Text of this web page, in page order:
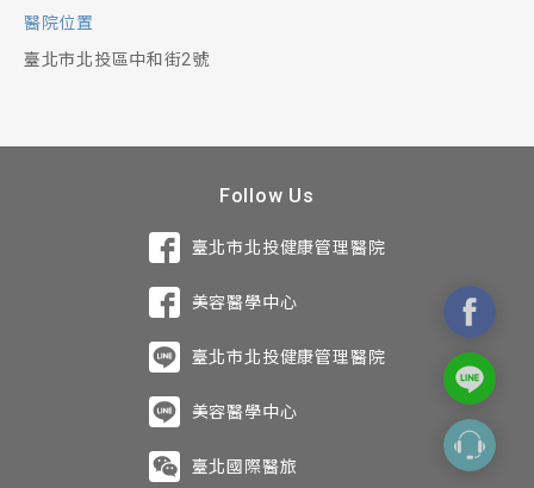
醫院位置
臺北市北投區中和街2號
Follow Us
臺北市北投健康管理醫院
美容醫學中心
臺北市北投健康管理醫院
美容醫學中心
臺北國際醫旅